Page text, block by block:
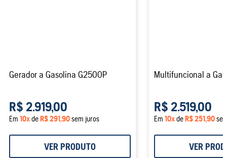
Gerador a Gasolina G2500P
R$ 2.919,00
Em 10xdeR$ 291,90sem juros
VER PRODUTO
Multifuncional a
R$ 2.519,00
Em 10xdeR$ 251,90
VER